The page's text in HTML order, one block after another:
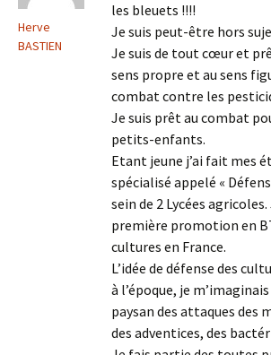
Herve
BASTIEN
les bleuets !!!!
Je suis peut-être hors
Je suis de tout cœur et
sens propre et au sens
combat contre les
Je suis prêt au combat
petits-enfants.
Etant jeune j’ai fait mes
spécialisé appelé «
sein de 2 Lycées
première promotion en
cultures en France.
L’idée de défense des
à l’époque, je
paysan des attaques des
des adventices, des